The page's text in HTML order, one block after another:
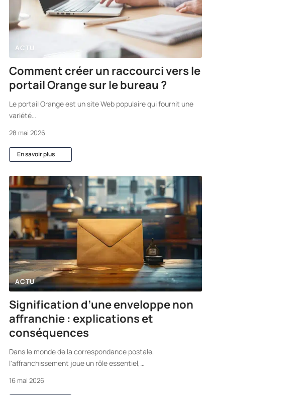
ACTU
Comment créer un raccourci vers le
portail Orange sur le bureau ?
Le portail Orange est un site Web populaire qui fournit une
variété…
28 mai 2026
En savoir plus
ACTU
Signification d’une enveloppe non
affranchie : explications et
conséquences
Dans le monde de la correspondance postale,
l'affranchissement joue un rôle essentiel,…
16 mai 2026